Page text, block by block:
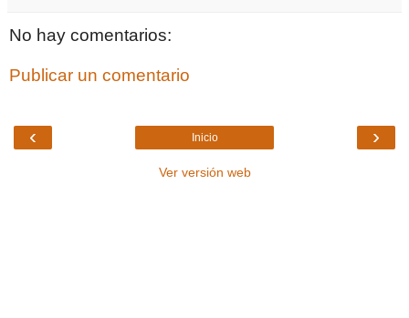
No hay comentarios:
Publicar un comentario
‹ ›
Inicio
Ver versión web